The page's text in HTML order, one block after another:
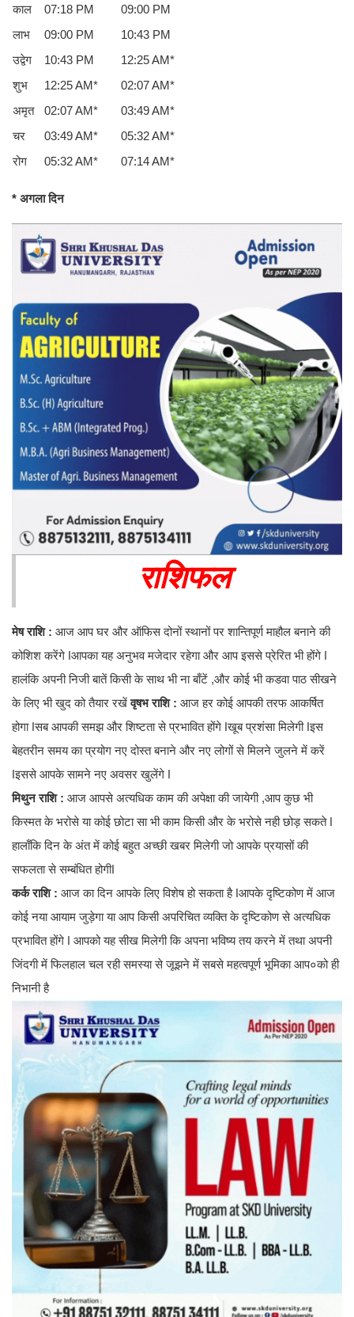
काल 07:18 PM
09:00 PM
लाभ
09:00 PM
10:43 PM
उद्वेग
10:43 PM
12:25 AM*
शुभ
12:25 AM*
02:07 AM*
अमृत
02:07 AM*
03:49 AM*
चर
03:49 AM*
05:32 AM*
रोग
05:32 AM* 07:14 AM*
* अगला दिन
राशिफल
मेष राशि : आज आप घर और ऑफिस दोनों स्थानों पर शान्तिपूर्ण माहौल बनाने की
कोशिश करेंगे ǀआपका यह अनुभव मजेदार रहेगा और आप इससे प्रेरित भी होंगे ǀ
हालंकि अपनी निजी बातें किसी के साथ भी ना बाँटें ,और कोई भी कडवा पाठ सीखने
के लिए भी खुद को तैयार रखेंवृषभ राशि : आज हर कोई आपकी तरफ आकर्षित
होगा ǀसब आपकी समझ और शिष्टता से प्रभावित होंगे ǀखूब प्रशंसा मिलेगी ǀइस
बेहतरीन समय का प्रयोग नए दोस्त बनाने और नए लोगों से मिलने जुलने में करें
ǀइससे आपके सामने नए अवसर खुलेंगे ǀ
मिथुन राशि : आज आपसे अत्यधिक काम की अपेक्षा की जायेगी ,आप कुछ भी
किस्मत के भरोसे या कोई छोटा सा भी काम किसी और के भरोसे नही छोड़ सकते ǀ
हालाँकि दिन के अंत में कोई बहुत अच्छी खबर मिलेगी जो आपके प्रयासों की
सफलता से सम्बंधित होगीǀ
कर्क राशि : आज का दिन आपके लिए विशेष हो सकता है ǀआपके दृष्टिकोण में आज
कोई नया आयाम जुड़ेगा या आप किसी अपरिचित व्यक्ति के दृष्टिकोण से अत्यधिक
प्रभावित होंगे ǀ आपको यह सीख मिलेगी कि अपना भविष्य तय करने में तथा अपनी
जिंदगी में फिलहाल चल रही समस्या से जूझने में सबसे महत्वपूर्ण भूमिका आप०को ही
निभानी है